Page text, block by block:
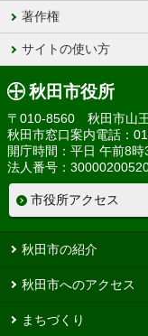
著作権
サイトの使い方
秋田市役所
〒010-8560 秋田市山
秋田市窓口案内電話：
開庁時間：平日 午前8
法人番号：
市役所アクセス
秋田市の紹介
秋田市へのアクセス
まちづくり